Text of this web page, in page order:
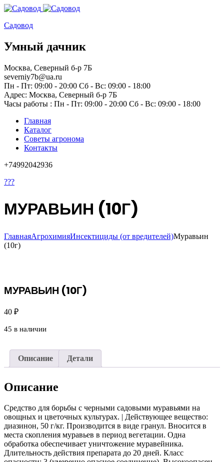
Садовод
Умный дачник
Москва, Северный б-р 7Б
severniy7b@ua.ru
Пн - Пт: 09:00 - 20:00 Сб - Вс: 09:00 - 18:00
Адрес: Москва, Северный б-р 7Б
Часы работы : Пн - Пт: 09:00 - 20:00 Сб - Вс: 09:00 - 18:00
Главная
Каталог
Советы агронома
Контакты
+74992042936
???
МУРАВЬИН (10Г)
ГлавнаяАгрохимияИнсектициды (от вредителей)Муравьин
(10г)
МУРАВЬИН (10Г)
40 ₽
45 в наличии
Описание Детали
Описание
Средство для борьбы с черными садовыми муравьями на
овощных и цветочных культурах. | Действующее вещество:
диазинон, 50 г/кг. Производится в виде гранул. Вносится в
места скопления муравьев в период вегетации. Одна
обработка обеспечивает уничтожение муравейника.
Длительность действия препарата до 20 дней. Класс